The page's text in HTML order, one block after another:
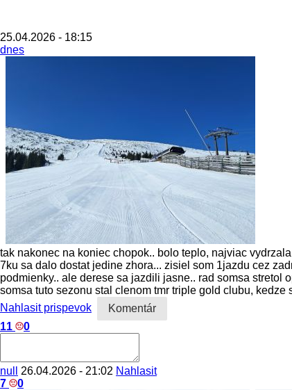
25.04.2026 - 18:15
dnes
tak nakonec na koniec chopok.. bolo teplo, najviac
7ku sa dalo dostat jedine zhora... zisiel som 1jazdu cez
podmienky.. ale derese sa jazdili jasne.. rad somsa stretol
somsa tuto sezonu stal clenom tmr triple gold clubu, kedze
Nahlasit prispevok
Komentár
11
0
null 26.04.2026 - 21:02 Nahlasit
7
0